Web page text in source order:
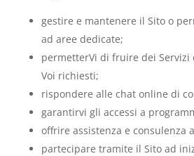
gestire e mantenere il Sito o
ad aree dedicate;
permetterVi di fruire dei Servizi
Voi richiesti;
rispondere alle chat online di
garantirvi gli accessi a
offrire assistenza e consulenza
partecipare tramite il Sito ad